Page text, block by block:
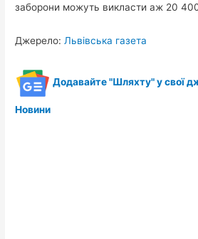
заборони можуть викласти аж 20
Джерело: Львівська газета
Додавайте "Шляхту" у свої
Новини